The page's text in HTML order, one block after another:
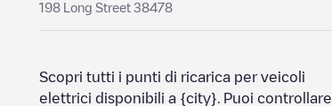
198 Long Street 38478
Scopri tutti i punti di ricarica per veicoli
elettrici disponibili a {city} . Puoi controllare